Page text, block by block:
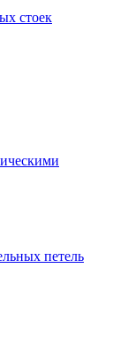
стоек
петель